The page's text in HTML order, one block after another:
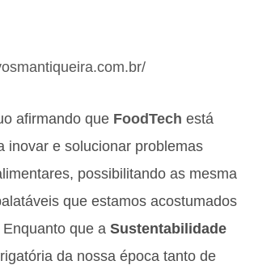
afirmando que FoodTech está
inovar e solucionar problemas
possibilitando as mesma
que estamos acostumados
que a Sustentabilidade
da nossa época tanto de